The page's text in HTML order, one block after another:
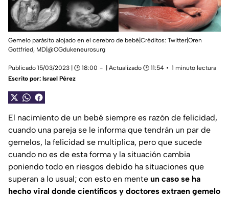
Gemelo parásito alojado en el cerebro de bebé|Créditos: Twitter|Oren
Gottfried, MD|@OGdukeneurosurg
Publicado 15/03/2023 | 🕑 18:00 | Actualizado 🕑 11:54
1 minuto lectura
Escrito por: Israel Pérez
El nacimiento de un bebé siempre es razón de felicidad,
cuando una pareja se le informa que tendrán un par de
gemelos, la felicidad se multiplica, pero que sucede
cuando no es de esta forma y la situación cambia
poniendo todo en riesgos debido ha situaciones que
superan a lo usual; con esto en mente un caso se ha
hecho viral donde científicos y doctores extraen gemelo